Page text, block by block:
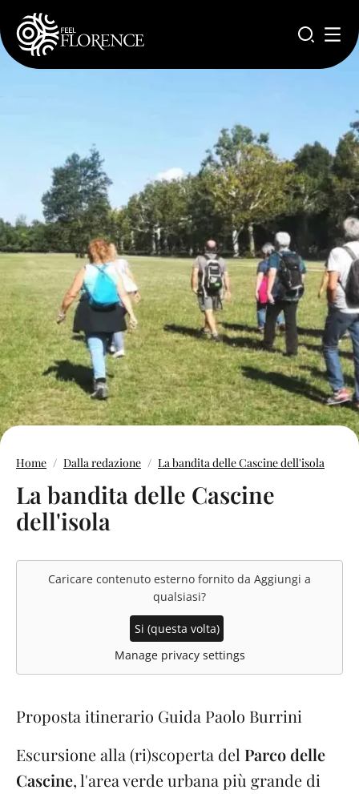
Salta al contenuto principale
Home Dalla redazione La bandita delle Cascine dell'isola
La bandita delle Cascine
dell'isola
Caricare contenuto esterno fornito da Aggiungi a
qualsiasi?
Si (questa volta)
Manage privacy settings
Proposta itinerario Guida Paolo Burrini
Escursione alla (ri)scoperta del Parco delle
Cascine, l'area verde urbana più grande di